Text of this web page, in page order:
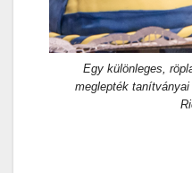
Egy különleges,
meglepték